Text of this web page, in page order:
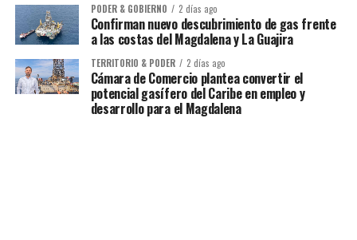
PODER & GOBIERNO 2 días ago
Confirman nuevo descubrimiento de gas frente
a las costas del Magdalena y La Guajira
TERRITORIO & PODER 2 días ago
Cámara de Comercio plantea convertir el
potencial gasífero del Caribe en empleo y
desarrollo para el Magdalena